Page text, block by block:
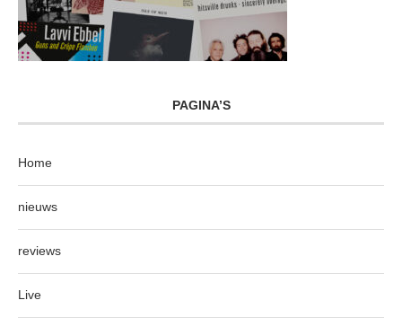
PAGINA’S
Home
nieuws
reviews
Live